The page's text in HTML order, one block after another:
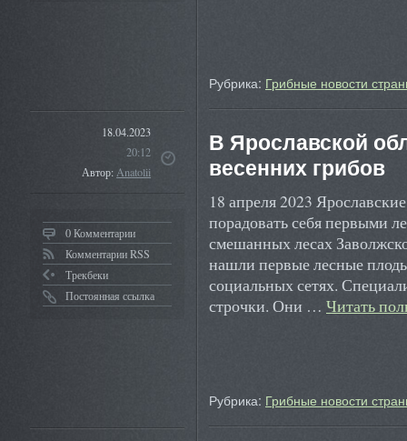
Рубрика: Грибные новости
18.04.2023
20:12
Автор:Anatolii
0 Комментарии
Комментарии RSS
Трекбеки
Постоянная ссылка
В Ярославской
весенних грибов
18 апреля 2023
порадовать себя первыми
смешанных лесах
нашли первые лесные
социальных сетях.
строчки. Они … Читать
Рубрика: Грибные новости